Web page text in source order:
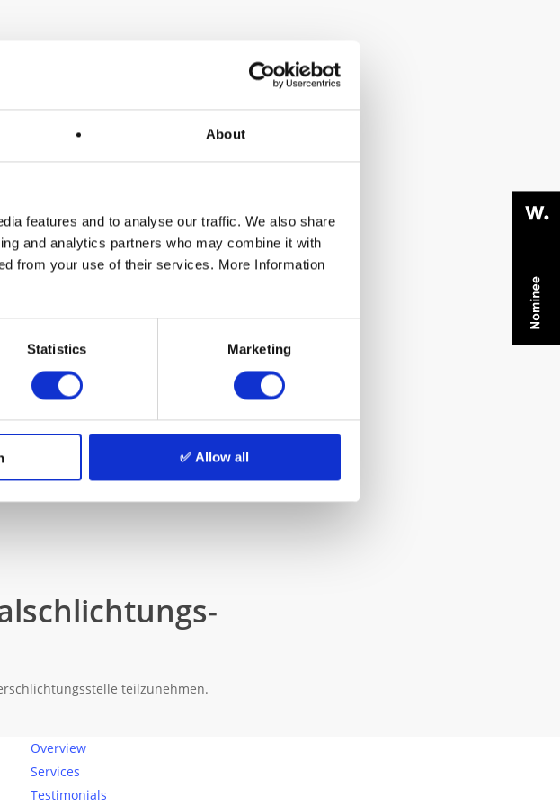
About
features and to analyse our traffic. We also share
and analytics partners who may combine it with
from your use of their services. More Information
Statistics Marketing
✅ Allow all
teilzunehmen.
Overview
Services
Testimonials